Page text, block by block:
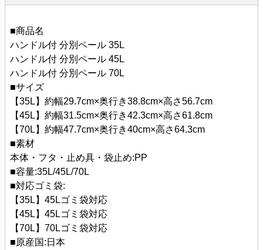
■商品名
ハンドル付 分別ペール 35L
ハンドル付 分別ペール 45L
ハンドル付 分別ペール 70L
■サイズ
【35L】約幅29.7cm×奥行き38.8cm×高さ56.7cm
【45L】約幅31.5cm×奥行き42.3cm×高さ61.8cm
【70L】約幅47.7cm×奥行き40cm×高さ64.3cm
■素材
本体・フタ・止め具・袋止め:PP
■容量:35L/45L/70L
■対応ゴミ袋:
【35L】45Lゴミ袋対応
【45L】45Lゴミ袋対応
【70L】70Lゴミ袋対応
■原産国:日本